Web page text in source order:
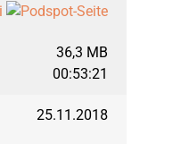
36,3 MB
00:53:21
25.11.2018